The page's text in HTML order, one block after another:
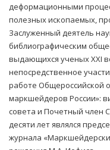
деформационными
полезных ископаемых,
Заслуженный деятель
библиографическим
выдающихся ученых XXI
непосредственное
работе Общероссийской
маркшейдеров России»:
совета и Почетный член
десяти лет являлся
журнала